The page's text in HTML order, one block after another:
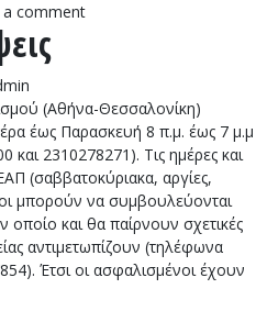
a comment
(Αθήνα-Θεσσαλονίκη)
έως Παρασκευή 8 π.μ. έως 7 μ.μ
και 2310278271). Τις ημέρες και
(σαββατοκύριακα, αργίες,
μπορούν να συμβουλεύονται
και θα παίρνουν σχετικές
αντιμετωπίζουν (τηλέφωνα
Έτσι οι ασφαλισμένοι έχουν